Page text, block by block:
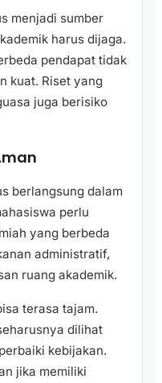
menjadi sumber
harus dijaga.
pendapat tidak
kuat. Riset yang
juga berisiko
berlangsung dalam
perlu
yang berbeda
administratif,
ruang akademik.
terasa tajam.
dilihat
kebijakan.
jika memiliki